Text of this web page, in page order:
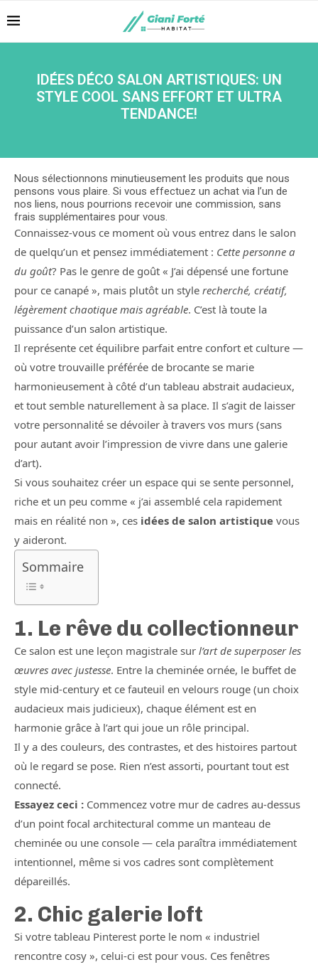
IDÉES DÉCO SALON ARTISTIQUES: UN
STYLE COOL SANS EFFORT ET ULTRA
TENDANCE!
Nous sélectionnons minutieusement les produits que nous
pensons vous plaire. Si vous effectuez un achat via l’un de
nos liens, nous pourrions recevoir une commission, sans
frais supplémentaires pour vous.
Connaissez-vous ce moment où vous entrez dans le salon
de quelqu’un et pensez immédiatement : Cette personne a
du goût? Pas le genre de goût « J’ai dépensé une fortune
pour ce canapé », mais plutôt un style recherché, créatif,
légèrement chaotique mais agréable. C’est là toute la
puissance d’un salon artistique.
Il représente cet équilibre parfait entre confort et culture —
où votre trouvaille préférée de brocante se marie
harmonieusement à côté d’un tableau abstrait audacieux,
et tout semble naturellement à sa place. Il s’agit de laisser
votre personnalité se dévoiler à travers vos murs (sans
pour autant avoir l’impression de vivre dans une galerie
d’art).
Si vous souhaitez créer un espace qui se sente personnel,
riche et un peu comme « j’ai assemblé cela rapidement
mais en réalité non », ces idées de salon artistique vous
y aideront.
Sommaire
1. Le rêve du collectionneur
Ce salon est une leçon magistrale sur l’art de superposer les
œuvres avec justesse. Entre la cheminée ornée, le buffet de
style mid-century et ce fauteuil en velours rouge (un choix
audacieux mais judicieux), chaque élément est en
harmonie grâce à l’art qui joue un rôle principal.
Il y a des couleurs, des contrastes, et des histoires partout
où le regard se pose. Rien n’est assorti, pourtant tout est
connecté.
Essayez ceci : Commencez votre mur de cadres au-dessus
d’un point focal architectural comme un manteau de
cheminée ou une console — cela paraîtra immédiatement
intentionnel, même si vos cadres sont complètement
dépareillés.
2. Chic galerie loft
Si votre tableau Pinterest porte le nom « industriel
rencontre cosy », celui-ci est pour vous. Ces fenêtres